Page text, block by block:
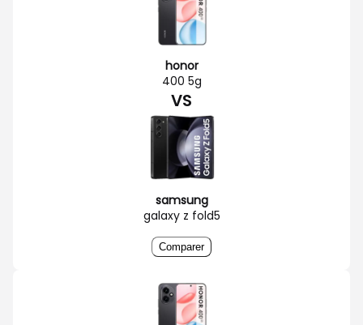
honor
400 5g
VS
samsung
galaxy z fold5
Comparer